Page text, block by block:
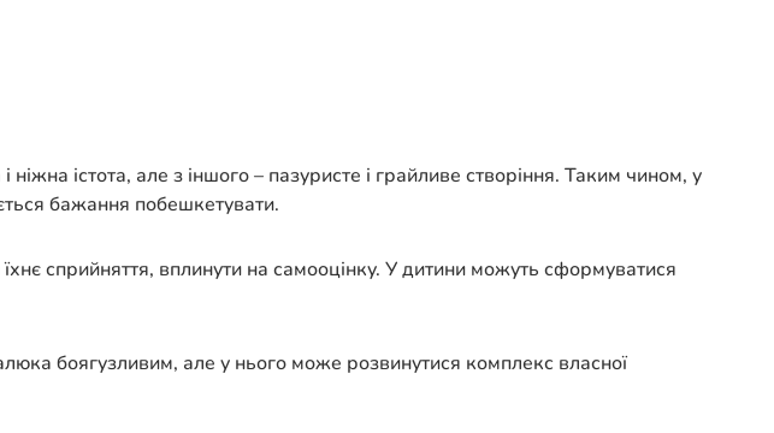
істота, але з іншого – пазуристе і грайливе створіння. Таким чином, у
бажання побешкетувати.
сприйняття, вплинути на самооцінку. У дитини можуть сформуватися
боягузливим, але у нього може розвинутися комплекс власної